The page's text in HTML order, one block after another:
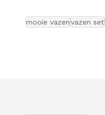
mooie vazenvazen set